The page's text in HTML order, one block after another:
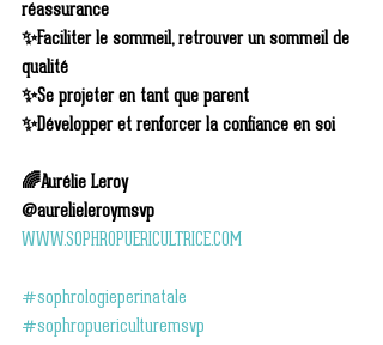
réassurance
✨Faciliter le sommeil, retrouver un sommeil de
qualité
✨Se projeter en tant que parent
✨Développer et renforcer la confiance en soi
🌈Aurélie Leroy
@aurelieleroymsvp
WWW.SOPHROPUERICULTRICE.COM
#sophrologieperinatale
#sophropuericulturemsvp